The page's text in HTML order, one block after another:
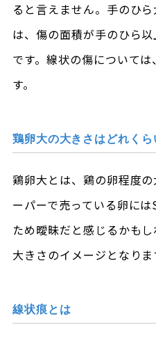
ると言えません。手のひ
は、傷の面積が手のひら
です。線状の傷について
す。
鶏卵大の大きさはどれくら
鶏卵大とは、鶏の卵程度
ーパーで売っている卵に
ため曖昧だと感じるかも
大きさのイメージとなりま
線状痕とは